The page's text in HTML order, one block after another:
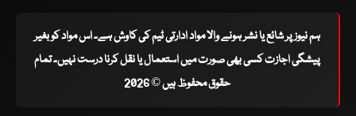
ہم نیوز پر شائع یا نشر ہونے والا مواد ادارتی ٹیم کی کاوش ہے۔ اس مواد کو بغیر
پیشگی اجازت کسی بھی صورت میں استعمال یا نقل کرنا درست نہیں۔ تمام
حقوق محفوظ ہیں © 2026